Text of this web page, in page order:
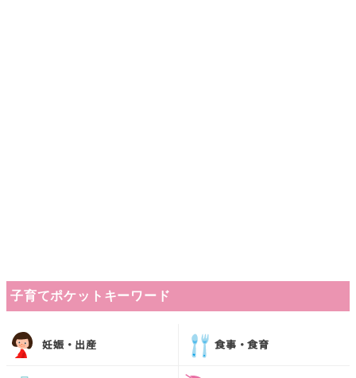
子育てポケットキーワード
妊娠・出産 食事・食育